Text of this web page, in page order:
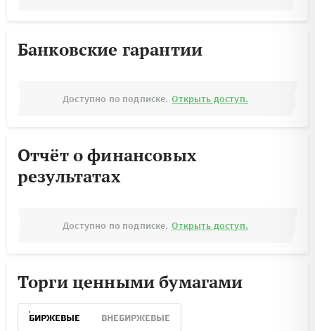
Банковские гарантии
Доступно по подписке. Открыть доступ.
Отчёт о финансовых
результатах
Доступно по подписке. Открыть доступ.
Торги ценными бумагами
БИРЖЕВЫЕ ВНЕБИРЖЕВЫЕ